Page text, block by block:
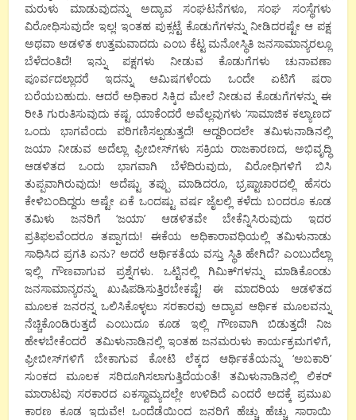
ಮರುಳು ಮಾಡುವುದನ್ನು ಅದ್ಯಾವ ಸಂಘಟನೆಗಳೂ, ಸಂಘ ಸಂಸ್ಥೆಗಳು
ವಿರೋಧಿಸುವುದೇ ಇಲ್ಲ! ಇಂತಹ ಪುಕ್ಸಟ್ಟೆ ಕೊಡುಗೆಗಳನ್ನು ನೀಡಿದರಷ್ಟೇ ಆ ಪಕ್ಷ
ಅಥವಾ ಅಡಳಿತ ಉತ್ತಮವಾದದು ಎಂಬ ಕೆಟ್ಟ ಮನೋಸ್ಥಿತಿ ಜನಸಾಮಾನ್ಯರಲ್ಲೂ
ಬೆಳೆದಂತಿದೆ! ಇನ್ನು ಪಕ್ಷಗಳು ನೀಡುವ ಕೊಡುಗೆಗಳು ಚುನಾವಣಾ
ಪೂರ್ವದಲ್ಲಾದರೆ ಇದನ್ನು ಆಮಿಷಗಳೆಂದು ಒಂದೇ ಏಟಿಗೆ ಷರಾ
ಬರೆಯಬಹುದು. ಆದರೆ ಅಧಿಕಾರ ಸಿಕ್ಕಿದ ಮೇಲೆ ನೀಡುವ ಕೊಡುಗೆಗಳನ್ನು ಈ
ರೀತಿ ಗುರುತಿಸುವುದು ಕಷ್ಟ. ಯಾಕೆಂದರೆ ಅವೆಲ್ಲವುಗಳು ‘ಸಾಮಾಜಿಕ ಕಲ್ಯಾಣದ’
ಒಂದು ಭಾಗವೆಂದು ಪರಿಗಣಿಸಲ್ಪಡುತ್ತದೆ! ಆದ್ದರಿಂದಲೇ ತಮಿಳುನಾಡಿನಲ್ಲಿ
ಜಯಾ ನೀಡುವ ಅದೆಲ್ಲಾ ಫ್ರೀಬೀಸ್‍ಗಳು ಸಕ್ರಿಯ ರಾಜಕಾರಣದ, ಅಭಿವೃದ್ಧಿ
ಆಡಳಿತದ ಒಂದು ಭಾಗವಾಗಿ ಬೆಳೆದಿರುವುದು, ವಿರೋಧಿಗಳಿಗೆ ಬಿಸಿ
ತುಪ್ಪವಾಗಿರುವುದು! ಅದೆಷ್ಟು ತಪ್ಪು ಮಾಡಿದರೂ, ಭ್ರಷ್ಟಾಚಾರದಲ್ಲಿ ಹೆಸರು
ಕೇಳಿಬಂದಿದ್ದರು ಅಷ್ಟೇ ಏಕೆ ಒಂದಷ್ಟು ವರ್ಷ ಜೈಲಲ್ಲಿ ಕಳೆದು ಬಂದರೂ ಕೂಡ
ತಮಿಳು ಜನರಿಗೆ ‘ಜಯಾ’ ಆಡಳಿತವೇ ಬೇಕೆನ್ನಿಸಿರುವುದು ಇದರ
ಪ್ರತಿಫಲವೆಂದರೂ ತಪ್ಪಾಗದು! ಈಕೆಯ ಅಧಿಕಾರಾವಧಿಯಲ್ಲಿ ತಮಿಳುನಾಡು
ಸಾಧಿಸಿದ ಪ್ರಗತಿ ಏನು? ಅದರೆ ಆರ್ಥಿಕತೆಯ ವಸ್ತು ಸ್ಥಿತಿ ಹೇಗಿದೆ? ಎಂಬುದೆಲ್ಲಾ
ಇಲ್ಲಿ ಗೌಣವಾಗುವ ಪ್ರಶ್ನೆಗಳು. ಒಟ್ಟಿನಲ್ಲಿ ಗಿಮಿಕ್‍ಗಳನ್ನು ಮಾಡಿಕೊಂಡು
ಜನಸಾಮಾನ್ಯರನ್ನು ಖುಷಿಪಡಿಸುತ್ತಿರಬೇಕಷ್ಟೆ! ಈ ಮಾದರಿಯ ಆಡಳಿತದ
ಮೂಲಕ ಜನರನ್ನ ಒಲಿಸಿಕೊಳ್ಳಲು ಸರಕಾರವು ಅದ್ಯಾವ ಆರ್ಥಿಕ ಮೂಲವನ್ನು
ನೆಚ್ಚಿಕೊಂಡಿರುತ್ತದೆ ಎಂಬುದೂ ಕೂಡ ಇಲ್ಲಿ ಗೌಣವಾಗಿ ಬಿಡುತ್ತದೆ! ನಿಜ
ಹೇಳಬೇಕೆಂದರೆ ತಮಿಳುನಾಡಿನಲ್ಲಿ ಇಂತಹ ಜನಮರುಳು ಕಾರ್ಯಕ್ರಮಗಳಿಗೆ,
ಫ್ರೀಬೀಸ್‍ಗಳಿಗೆ ಬೇಕಾಗುವ ಕೋಟಿ ಲೆಕ್ಕದ ಆರ್ಥಿಕತೆಯನ್ನು ‘ಅಬಕಾರಿ’
ಸುಂಕದ ಮೂಲಕ ಸರಿದೂಗಿಸಲಾಗುತ್ತಿದೆಯಂತೆ! ತಮಿಳುನಾಡಿನಲ್ಲಿ ಲಿಕರ್
ಮಾರಾಟವು ಸರಕಾರದ ಏಕಸ್ವಾಮ್ಯದಲ್ಲೇ ಉಳಿದಿದೆ ಎಂದರೆ ಅದಕ್ಕೆ ಪ್ರಮುಖ
ಕಾರಣ ಕೂಡ ಇದುವೇ! ಒಂದೆಡೆಯಿಂದ ಜನರಿಗೆ ಹೆಚ್ಚು ಹೆಚ್ಚು ಸಾರಾಯಿ